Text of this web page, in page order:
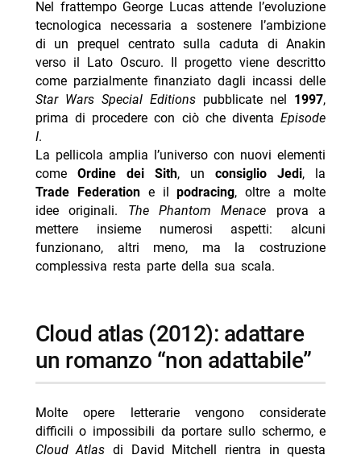
Nel frattempo George Lucas attende l’evoluzione
tecnologica necessaria a sostenere l’ambizione
di un prequel centrato sulla caduta di Anakin
verso il Lato Oscuro. Il progetto viene descritto
come parzialmente finanziato dagli incassi delle
Star Wars Special Editions pubblicate nel 1997,
prima di procedere con ciò che diventaEpisode
I.
La pellicola amplia l’universo con nuovi elementi
come Ordine dei Sith, unconsiglio Jedi, la
Trade Federatione ilpodracing, oltre a molte
idee originali. The Phantom Menace prova a
mettere insieme numerosi aspetti: alcuni
funzionano, altri meno, ma la costruzione
complessiva resta parte della sua scala.
cloud atlas (2012): adattare
un romanzo “non adattabile”
Molte opere letterarie vengono considerate
difficili o impossibili da portare sullo schermo, e
Cloud Atlas di David Mitchell rientra in questa